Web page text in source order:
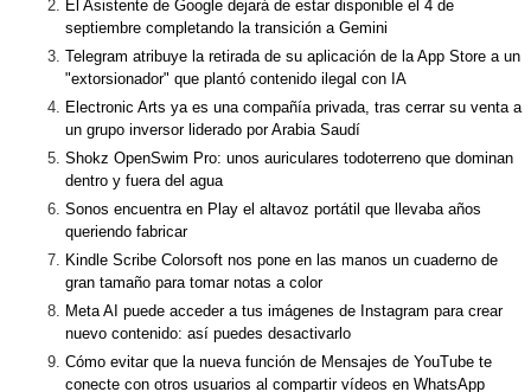
El Asistente de Google dejará de estar disponible el 4 de
septiembre completando la transición a Gemini
Telegram atribuye la retirada de su aplicación de la App Store a un
"extorsionador" que plantó contenido ilegal con IA
Electronic Arts ya es una compañía privada, tras cerrar su venta a
un grupo inversor liderado por Arabia Saudí
Shokz OpenSwim Pro: unos auriculares todoterreno que dominan
dentro y fuera del agua
Sonos encuentra en Play el altavoz portátil que llevaba años
queriendo fabricar
Kindle Scribe Colorsoft nos pone en las manos un cuaderno de
gran tamaño para tomar notas a color
Meta AI puede acceder a tus imágenes de Instagram para crear
nuevo contenido: así puedes desactivarlo
Cómo evitar que la nueva función de Mensajes de YouTube te
conecte con otros usuarios al compartir vídeos en WhatsApp